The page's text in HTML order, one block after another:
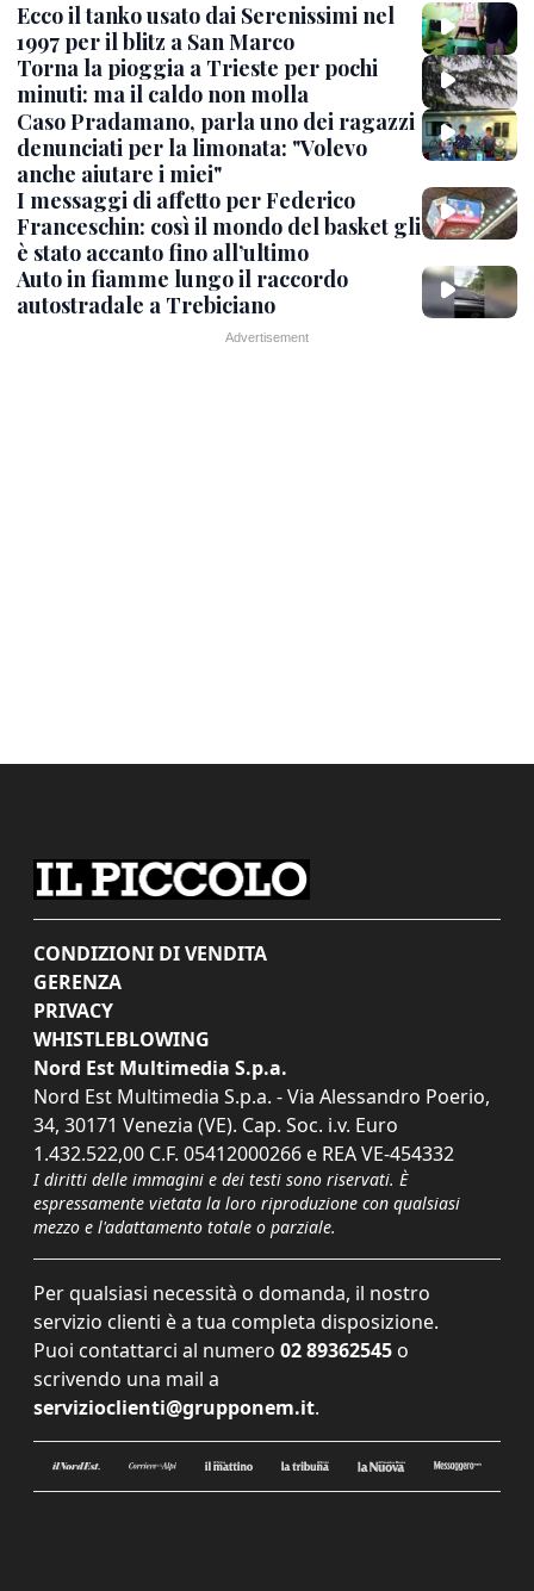
Ecco il tanko usato dai Serenissimi nel
1997 per il blitz a San Marco
Torna la pioggia a Trieste per pochi
minuti: ma il caldo non molla
Caso Pradamano, parla uno dei ragazzi
denunciati per la limonata: "Volevo
anche aiutare i miei"
I messaggi di affetto per Federico
Franceschin: così il mondo del basket gli
è stato accanto fino all’ultimo
Auto in fiamme lungo il raccordo
autostradale a Trebiciano
CONDIZIONI DI VENDITA
GERENZA
PRIVACY
WHISTLEBLOWING
Nord Est Multimedia S.p.a.
Nord Est Multimedia S.p.a. - Via Alessandro Poerio,
34, 30171 Venezia (VE). Cap. Soc. i.v. Euro
1.432.522,00 C.F. 05412000266 e REA VE-454332
I diritti delle immagini e dei testi sono riservati. È
espressamente vietata la loro riproduzione con qualsiasi
mezzo e l'adattamento totale o parziale.
Per qualsiasi necessità o domanda, il nostro
servizio clienti è a tua completa disposizione.
Puoi contattarci al numero 02 89362545 o
scrivendo una mail a
servizioclienti@grupponem.it.